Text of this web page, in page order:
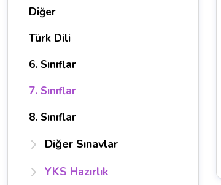
Diğer
Türk Dili
6. Sınıflar
7. Sınıflar
8. Sınıflar
Diğer Sınavlar
YKS Hazırlık